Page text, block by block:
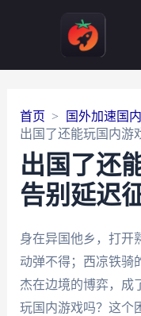
首页
国外加速国
出国了还能玩国内游
出国了还
告别延迟
身在异国他乡，打开
动弹不得；西凉铁骑
杰在边境的博弈，成
玩国内游戏吗？这个